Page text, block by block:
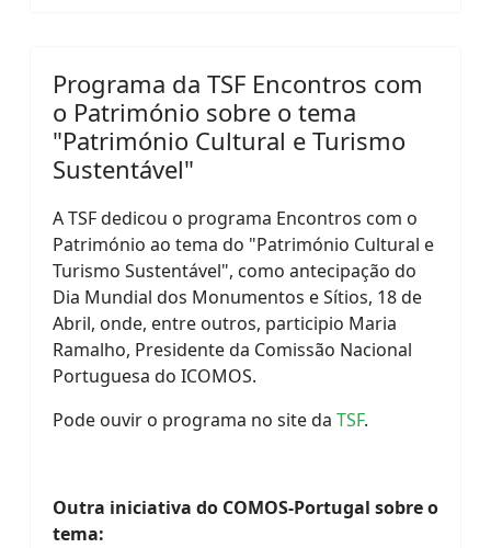
Programa da TSF Encontros com
o Património sobre o tema
"Património Cultural e Turismo
Sustentável"
A TSF dedicou o programa Encontros com o
Património ao tema do "Património Cultural e
Turismo Sustentável", como antecipação do
Dia Mundial dos Monumentos e Sítios, 18 de
Abril, onde, entre outros, participio Maria
Ramalho, Presidente da Comissão Nacional
Portuguesa do ICOMOS.
Pode ouvir o programa no site da TSF.
Outra iniciativa do COMOS-Portugal sobre o
tema: